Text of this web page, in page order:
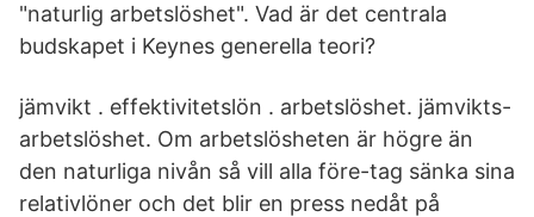
"naturlig arbetslöshet". Vad är det centrala
budskapet i Keynes generella teori?
jämvikt . effektivitetslön . arbetslöshet. jämvikts-
arbetslöshet. Om arbetslösheten är högre än
den naturliga nivån så vill alla före-tag sänka sina
relativlöner och det blir en press nedåt på